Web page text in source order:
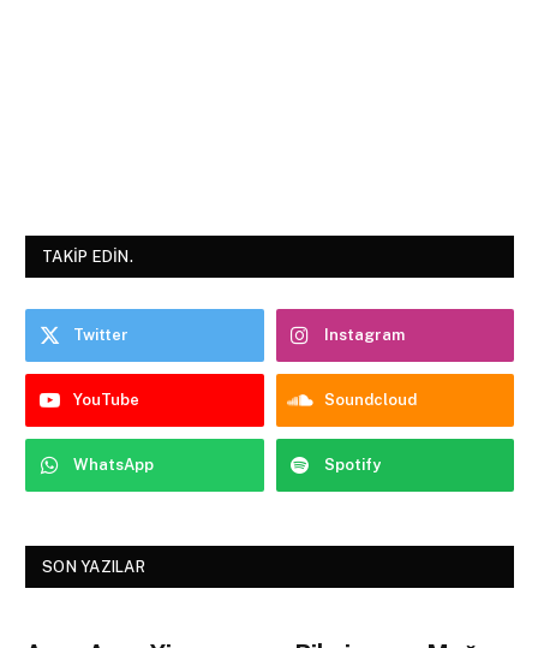
TAKIP EDIN.
Twitter Instagram
YouTube Soundcloud
WhatsApp Spotify
SON YAZILAR